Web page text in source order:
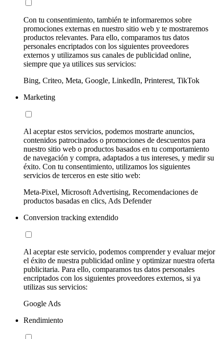
Con tu consentimiento, también te informaremos sobre
promociones externas en nuestro sitio web y te mostraremos
productos relevantes. Para ello, comparamos tus datos
personales encriptados con los siguientes proveedores
externos y utilizamos sus canales de publicidad online,
siempre que ya utilices sus servicios:
Bing, Criteo, Meta, Google, LinkedIn, Printerest, TikTok
Marketing
Al aceptar estos servicios, podemos mostrarte anuncios,
contenidos patrocinados o promociones de descuentos para
nuestro sitio web o productos basados en tu comportamiento
de navegación y compra, adaptados a tus intereses, y medir su
éxito. Con tu consentimiento, utilizamos los siguientes
servicios de terceros en este sitio web:
Meta-Pixel, Microsoft Advertising, Recomendaciones de
productos basadas en clics, Ads Defender
Conversion tracking extendido
Al aceptar este servicio, podemos comprender y evaluar mejor
el éxito de nuestra publicidad online y optimizar nuestra oferta
publicitaria. Para ello, comparamos tus datos personales
encriptados con los siguientes proveedores externos, si ya
utilizas sus servicios:
Google Ads
Rendimiento